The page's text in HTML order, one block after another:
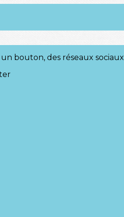
bouton, des réseaux sociaux